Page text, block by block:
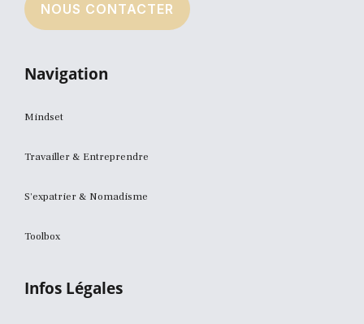
NOUS CONTACTER
Navigation
Mindset
Travailler & Entreprendre
S'expatrier & Nomadisme
Toolbox
Infos Légales